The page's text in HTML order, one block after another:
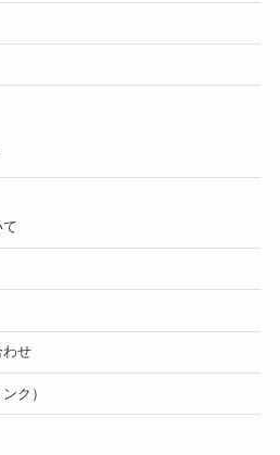
わせ
ク）